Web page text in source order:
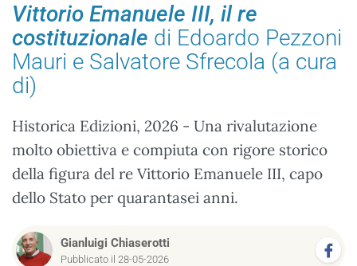
Vittorio Emanuele III, il re
costituzionale di Edoardo Pezzoni
Mauri e Salvatore Sfrecola (a cura
di)
Historica Edizioni, 2026 - Una rivalutazione
molto obiettiva e compiuta con rigore storico
della figura del re Vittorio Emanuele III, capo
dello Stato per quarantasei anni.
Gianluigi Chiaserotti
Pubblicato il 28-05-2026